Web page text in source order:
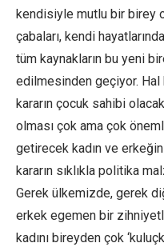
kendisiyle mutlu bir birey
çabaları, kendi
tüm kaynakların bu yeni
edilmesinden geçiyor.
kararın çocuk sahibi
olması çok ama çok
getirecek kadın ve
kararın sıklıkla politika
Gerek ülkemizde, gerek
erkek egemen bir
kadını bireyden çok